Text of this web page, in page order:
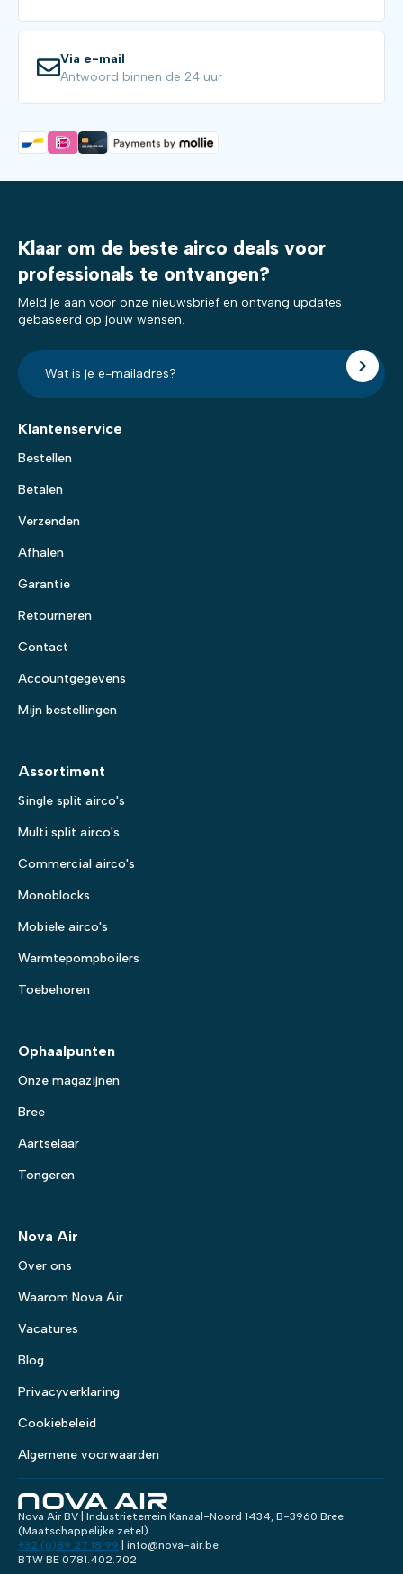
Via e-mail
Antwoord binnen de 24 uur
Klaar om de beste airco deals voor
professionals te ontvangen?
Meld je aan voor onze nieuwsbrief en ontvang updates
gebaseerd op jouw wensen.
E-
mailadres?
*
Klantenservice
Bestellen
Betalen
Verzenden
Afhalen
Garantie
Retourneren
Contact
Accountgegevens
Mijn bestellingen
Assortiment
Single split airco's
Multi split airco's
Commercial airco's
Monoblocks
Mobiele airco's
Warmtepompboilers
Toebehoren
Ophaalpunten
Onze magazijnen
Bree
Aartselaar
Tongeren
Nova Air
Over ons
Waarom Nova Air
Vacatures
Blog
Privacyverklaring
Cookiebeleid
Algemene voorwaarden
+32 (0)89 27 18 99 | info@nova-air.be
BTW BE 0781.402.702
Nova Air BV | Industrieterrein Kanaal-Noord 1434, B-3960 Bree
(Maatschappelijke zetel)